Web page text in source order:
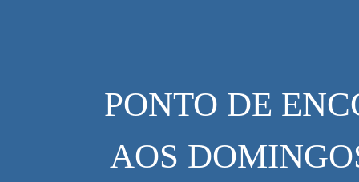
PONTO DE
AOS